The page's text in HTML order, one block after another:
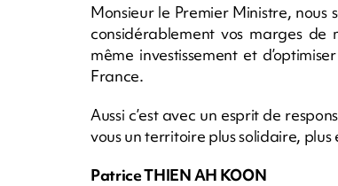
Monsieur le Premier Ministre,
considérablement vos marges
même investissement et
France.
Aussi c’est avec un esprit de
vous un territoire plus solidaire,
Patrice THIEN AH KOON